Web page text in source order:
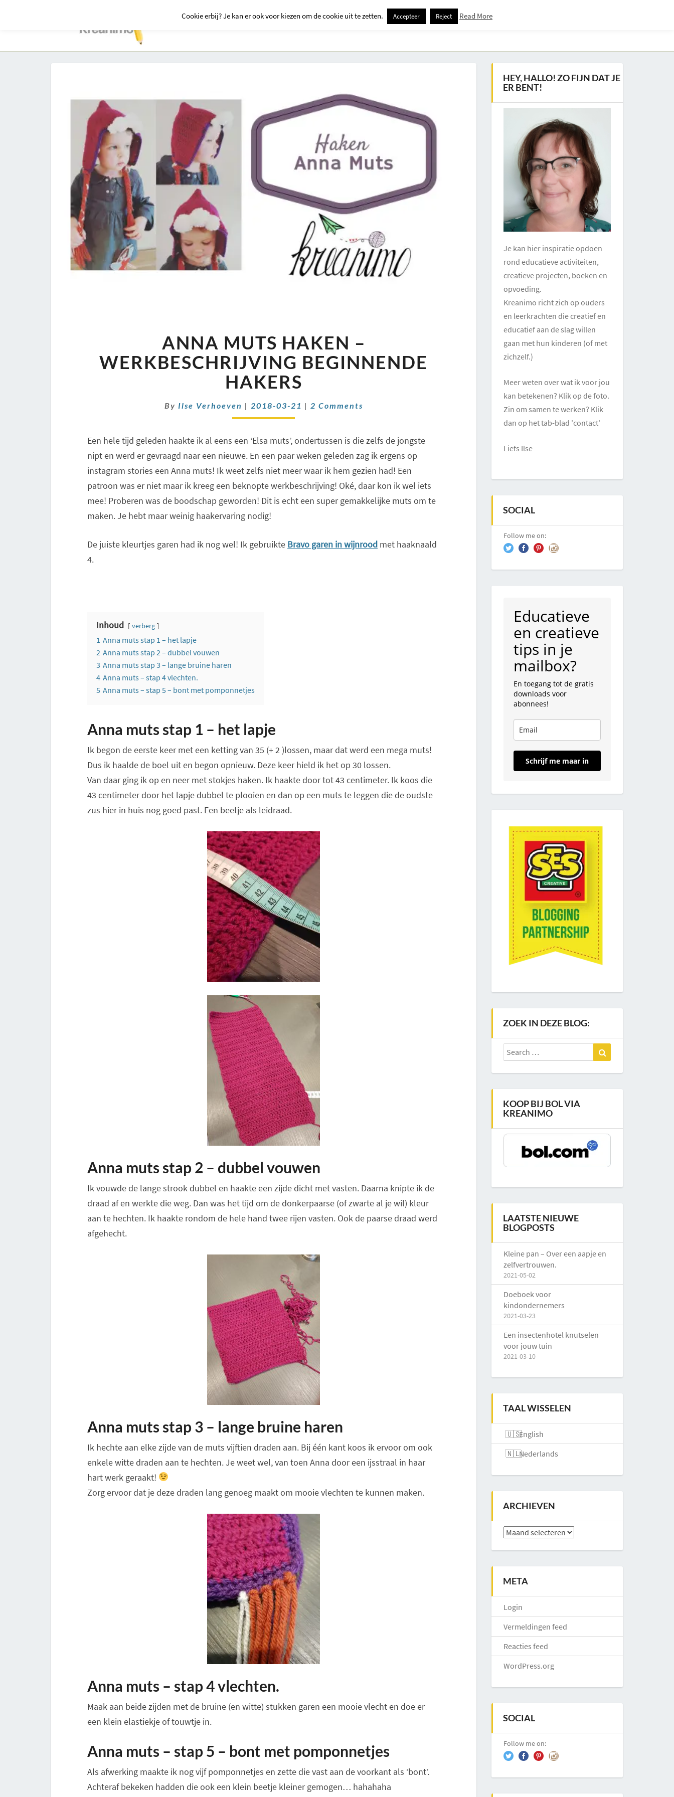
Contact Kids Creatief Erop Uit Huis En Tuin Downloadspagina – Voor Nieuwsbrief Abonnees
MUTS
HAKEN
WERKBESCHRIJVING
BEGINNENDE
HAKERS
ANNA MUTS HAKEN –
WERKBESCHRIJVING BEGINNENDE
HAKERS
By Ilse Verhoeven | 2018-03-21 | Comments
2 Comments
Een hele tijd geleden haakte ik al eens een ‘Elsa muts’, ondertussen is die zelfs de jongste
nipt en werd er gevraagd naar een nieuwe. En een paar weken geleden zag ik ergens op
instagram stories een Anna muts! Ik weet zelfs niet meer waar ik hem gezien had! Een
patroon was er niet maar ik kreeg een beknopte werkbeschrijving! Oké, daar kon ik wel iets
mee! Proberen was de boodschap geworden! Dit is echt een super gemakkelijke muts om te
maken. Je hebt maar weinig haakervaring nodig!
De juiste kleurtjes garen had ik nog wel! Ik gebruikte Bravo garen in wijnrood met haaknaald
4.
Inhoud verberg
1 Anna muts stap 1 – het lapje
2 Anna muts stap 2 – dubbel vouwen
3 Anna muts stap 3 – lange bruine haren
4 Anna muts – stap 4 vlechten.
5 Anna muts – stap 5 – bont met pomponnetjes
Anna muts stap 1 – het lapje
Ik begon de eerste keer met een ketting van 35 (+ 2 )lossen, maar dat werd een mega muts!
Dus ik haalde de boel uit en begon opnieuw. Deze keer hield ik het op 30 lossen.
Van daar ging ik op en neer met stokjes haken. Ik haakte door tot 43 centimeter. Ik koos die
43 centimeter door het lapje dubbel te plooien en dan op een muts te leggen die de oudste
zus hier in huis nog goed past. Een beetje als leidraad.
Anna muts stap 2 – dubbel vouwen
Ik vouwde de lange strook dubbel en haakte een zijde dicht met vasten. Daarna knipte ik de
draad af en werkte die weg. Dan was het tijd om de donkerpaarse (of zwarte al je wil) kleur
aan te hechten. Ik haakte rondom de hele hand twee rijen vasten. Ook de paarse draad werd
afgehecht.
Anna muts stap 3 – lange bruine haren
Ik hechte aan elke zijde van de muts vijftien draden aan. Bij één kant koos ik ervoor om ook
enkele witte draden aan te hechten. Je weet wel, van toen Anna door een ijsstraal in haar
hart werk geraakt!
Zorg ervoor dat je deze draden lang genoeg maakt om mooie vlechten te kunnen maken.
Anna muts – stap 4 vlechten.
Maak aan beide zijden met de bruine (en witte) stukken garen een mooie vlecht en doe er
een klein elastiekje of touwtje in.
Anna muts – stap 5 – bont met pomponnetjes
Als afwerking maakte ik nog vijf pomponnetjes en zette die vast aan de voorkant als ‘bont’.
Achteraf bekeken hadden die ook een klein beetje kleiner gemogen… hahahaha
HEY, HALLO! ZO FIJN DAT JE
ER BENT!
Je kan hier inspiratie opdoen
rond educatieve activiteiten,
creatieve projecten, boeken en
opvoeding.
Kreanimo richt zich op ouders
en leerkrachten die creatief en
educatief aan de slag willen
gaan met hun kinderen (of met
zichzelf.)
Meer weten over wat ik voor jou
kan betekenen? Klik op de foto.
Zin om samen te werken? Klik
dan op het tab-blad 'contact'
Liefs Ilse
SOCIAL
Follow me on:
Educatieve
en creatieve
tips in je
mailbox?
En toegang tot de gratis
downloads voor
abonnees!
Schrijf me maar in
ZOEK IN DEZE BLOG:
Search
for:
KOOP BIJ BOL VIA
KREANIMO
LAATSTE NIEUWE
BLOGPOSTS
Kleine pan – Over een aapje en
zelfvertrouwen.
2021-05-02
Doeboek voor
kindondernemers
2021-03-23
Een insectenhotel knutselen
voor jouw tuin
2021-03-10
TAAL WISSELEN
English
Nederlands
ARCHIEVEN
Archieven
META
Login
Vermeldingen feed
Reacties feed
WordPress.org
SOCIAL
Follow me on:
Cookie erbij? Je kan er ook voor kiezen om de cookie uit te zetten. Accepteer Reject Read More